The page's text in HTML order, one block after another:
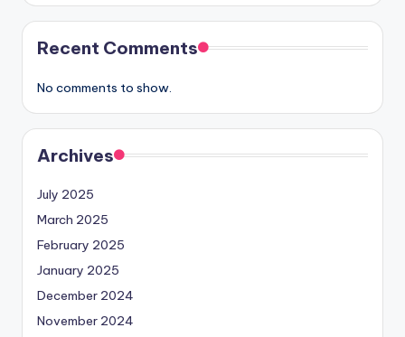
Recent Comments
No comments to show.
Archives
July 2025
March 2025
February 2025
January 2025
December 2024
November 2024